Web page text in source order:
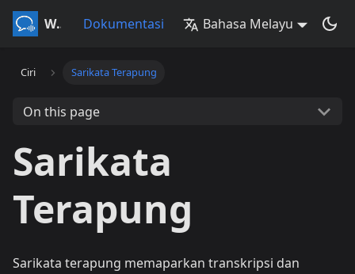
Whisperr Dokumentasi Bahasa Melayu
Ciri Sarikata Terapung
On this page
Sarikata
Terapung
Sarikata terapung memaparkan transkripsi dan